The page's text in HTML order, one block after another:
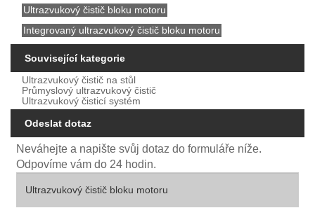
Ultrazvukový čistič bloku motoru
Integrovaný ultrazvukový čistič bloku motoru
Související kategorie
Ultrazvukový čistič na stůl
Průmyslový ultrazvukový čistič
Ultrazvukový čisticí systém
Odeslat dotaz
Neváhejte a napište svůj dotaz do formuláře níže.
Odpovíme vám do 24 hodin.